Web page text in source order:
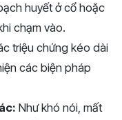
huyết ở cổ hoặc
chạm vào.
triệu chứng kéo dài
các biện pháp
Như khó nói, mất